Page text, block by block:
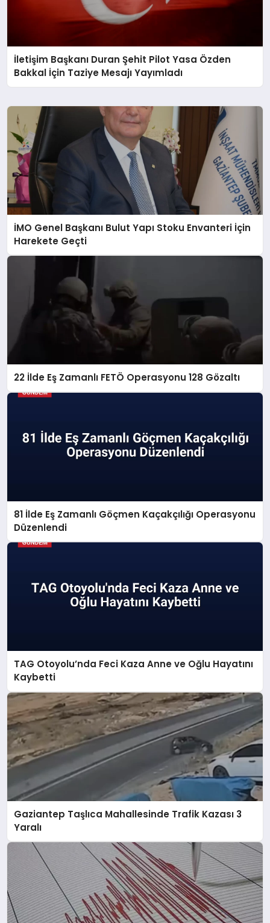
İletişim Başkanı Duran Şehit Pilot Yasa Özden
Bakkal İçin Taziye Mesajı Yayımladı
İMO Genel Başkanı Bulut Yapı Stoku Envanteri İçin
Harekete Geçti
22 İlde Eş Zamanlı FETÖ Operasyonu 128 Gözaltı
81 İlde Eş Zamanlı Göçmen Kaçakçılığı Operasyonu
Düzenlendi
TAG Otoyolu’nda Feci Kaza Anne ve Oğlu Hayatını
Kaybetti
Gaziantep Taşlıca Mahallesinde Trafik Kazası 3
Yaralı